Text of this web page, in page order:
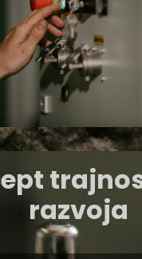
razvoja